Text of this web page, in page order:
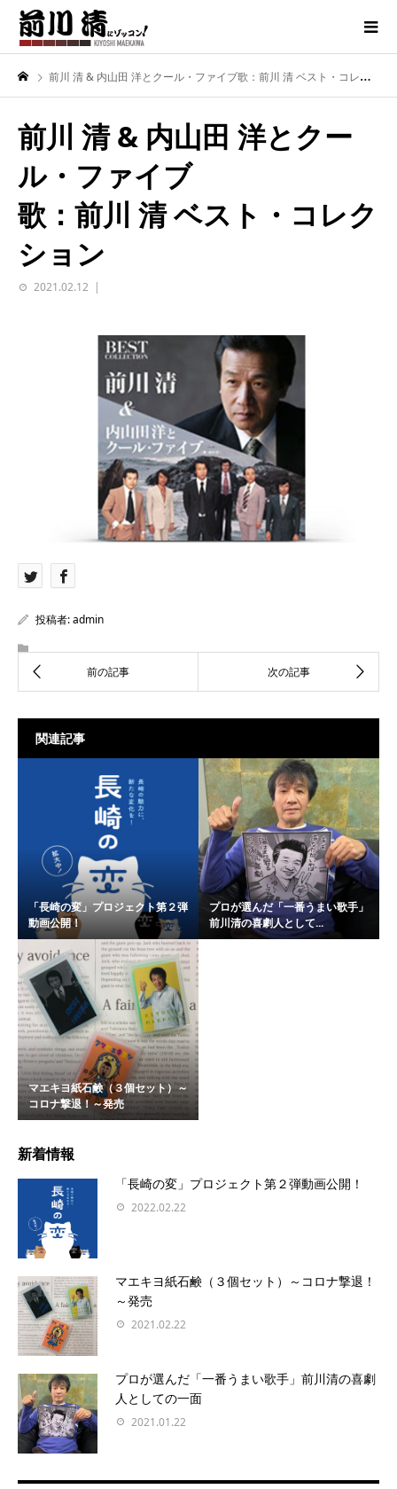
前川 清 & 内山田 洋とクール・ファイブ歌：前川 清 ベスト・コレクション
前川 清 & 内山田 洋とクー
ル・ファイブ
歌：前川 清 ベスト・コレク
ション
2021.02.12
投稿者:admin
関連記事
「長崎の変」プロジェクト第２弾
動画公開！
プロが選んだ「一番うまい歌手」
前川清の喜劇人として...
マエキヨ紙石鹸（３個セット）～
コロナ撃退！～発売
新着情報
「長崎の変」プロジェクト第２弾動画公開！
2022.02.22
マエキヨ紙石鹸（３個セット）～コロナ撃退！
～発売
2021.02.22
プロが選んだ「一番うまい歌手」前川清の喜劇
人としての一面
2021.01.22